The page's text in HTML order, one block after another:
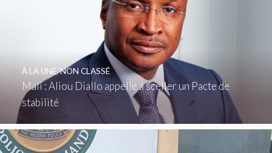
Mali : Aliou Diallo appelle à sceller un Pacte de
stabilité
À LA UNE,NON CLASSÉ